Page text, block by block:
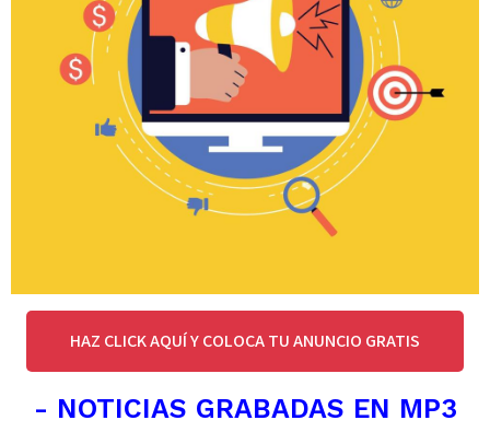
HAZ CLICK AQUÍ Y COLOCA TU ANUNCIO GRATIS
- NOTICIAS GRABADAS EN MP3